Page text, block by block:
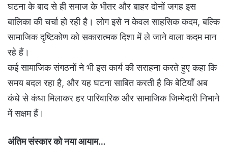
घटना के बाद से ही समाज के भीतर और बाहर दोनों जगह इस
बालिका की चर्चा हो रही है। लोग इसे न केवल साहसिक कदम, बल्कि
सामाजिक दृष्टिकोण को सकारात्मक दिशा में ले जाने वाला कदम मान
रहे हैं।
कई सामाजिक संगठनों ने भी इस कार्य की सराहना करते हुए कहा कि
समय बदल रहा है, और यह घटना साबित करती है कि बेटियाँ अब
कंधे से कंधा मिलाकर हर पारिवारिक और सामाजिक जिम्मेदारी निभाने
में सक्षम हैं।
अंतिम संस्कार को नया आयाम…